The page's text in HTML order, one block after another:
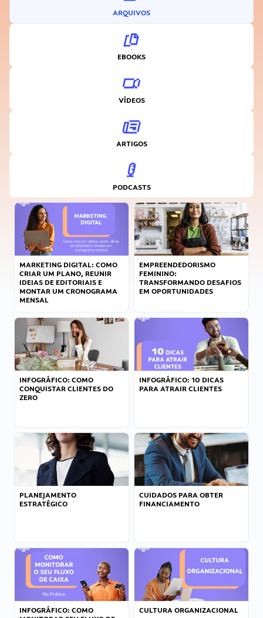
ARQUIVOS
EBOOKS
VÍDEOS
ARTIGOS
PODCASTS
MARKETING DIGITAL: COMO
CRIAR UM PLANO, REUNIR
IDEIAS DE EDITORIAIS E
MONTAR UM CRONOGRAMA
MENSAL
EMPREENDEDORISMO
FEMININO:
TRANSFORMANDO DESAFIOS
EM OPORTUNIDADES
INFOGRÁFICO: COMO
CONQUISTAR CLIENTES DO
ZERO
INFOGRÁFICO: 10 DICAS
PARA ATRAIR CLIENTES
PLANEJAMENTO
ESTRATÉGICO
CUIDADOS PARA OBTER
FINANCIAMENTO
INFOGRÁFICO: COMO
CULTURA ORGANIZACIONAL